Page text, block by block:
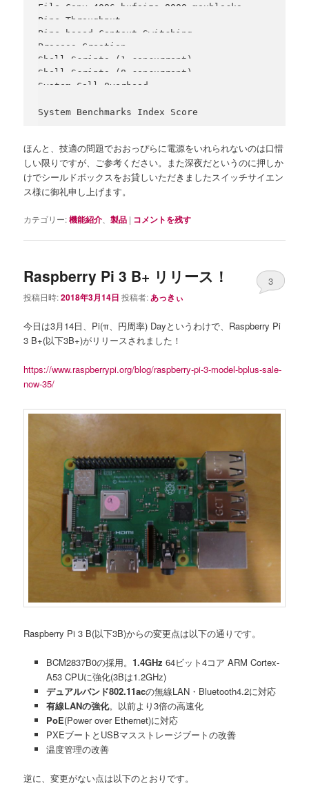
File Copy 4096 bufsize 8000 maxblocks
Pipe Throughput
Pipe-based Context Switching
Process Creation
Shell Scripts (1 concurrent)
Shell Scripts (8 concurrent)
System Call Overhead
ほんと、技適の問題でおおっぴらに電源をいれられないのは口惜
しい限りですが、ご参考ください。また深夜だというのに押しか
けでシールドボックスをお貸しいただきましたスイッチサイエン
ス様に御礼申し上げます。
カテゴリー:機能紹介 、製品 | コメントを残す
Raspberry Pi 3 B+ リリース！
投稿日時:2018年3月14日 投稿者:あっきぃ
3
今日は3月14日、Pi(π、円周率) Dayというわけで、Raspberry Pi
3 B+(以下3B+)がリリースされました！
https://www.raspberrypi.org/blog/raspberry-pi-3-model-bplus-sale-
now-35/
Raspberry Pi 3 B(以下3B)からの変更点は以下の通りです。
BCM2837B0の採用。 1.4GHz 64ビット4コア ARM Cortex-
A53 CPUに強化(3Bは1.2GHz)
デュアルバンド802.11acの無線LAN・Bluetooth4.2に対応
有線LANの強化。以前より3倍の高速化
PoE(Power over Ethernet)に対応
PXEブートとUSBマスストレージブートの改善
温度管理の改善
逆に、変更がない点は以下のとおりです。